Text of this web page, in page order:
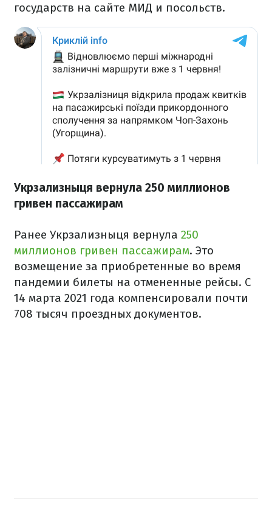
государств на сайте МИД и посольств.
Укрзализныця вернула 250 миллионов
гривен пассажирам
Ранее Укрзализныця вернула 250
миллионов гривен пассажирам. Это
возмещение за приобретенные во время
пандемии билеты на отмененные рейсы. С
14 марта 2021 года компенсировали почти
708 тысяч проездных документов.